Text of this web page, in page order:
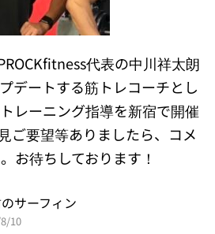
代表の中川祥太朗
デートする筋トレコーチとし
レーニング指導を新宿で開催
ご要望等ありましたら、コメ
お待ちしております！
サーフィン
10